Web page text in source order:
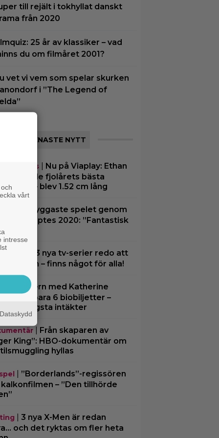
till rejält i tokhyllat danskt
från 2020
25 år av klassiker – vad
du om filmåret 2001?
vet vi vem som spelar skurken
i ”The Legend of
SENASTE NYTT
| Nu på Viaplay: Ethan
gjorde fjolårets bästa
– blev 1.52 cm lång
”Snyggaste spelet genom
släpptes 2020: ”Fantastisk
3 nya tv-serier redo att
i helgen – finns något för alla!
Thrillern med Katherine
sålde bara 6 biobiljetter –
lägsta intäkter
| Från skaparen av
King”: HBO-dokumentär om
hyllas
”Borderlands”-regissören
– ”Den tillhörde
3 nya X-Men är redan
och det ryktas om fler heta
vårt
intresse
Dataskydd